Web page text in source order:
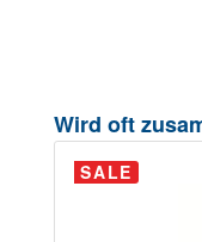
Produktgalerie
Wird oft
SALE